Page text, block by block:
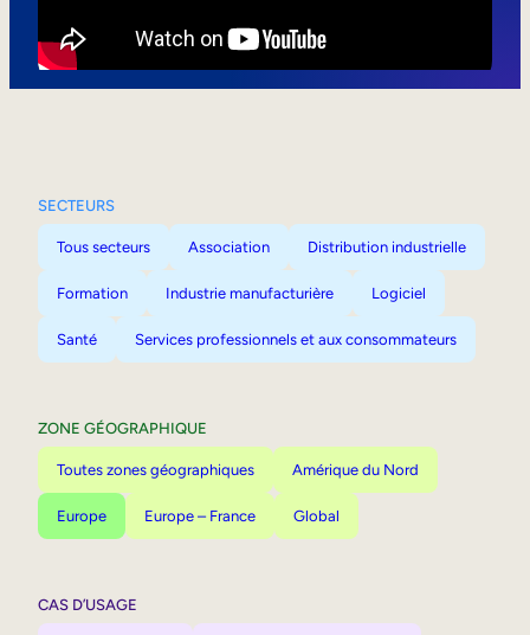
SECTEURS
Tous secteurs Association Distribution industrielle
Formation Industrie manufacturière Logiciel
Santé Services professionnels et aux consommateurs
ZONE GÉOGRAPHIQUE
Toutes zones géographiques Amérique du Nord
Europe Europe – France Global
CAS D’USAGE